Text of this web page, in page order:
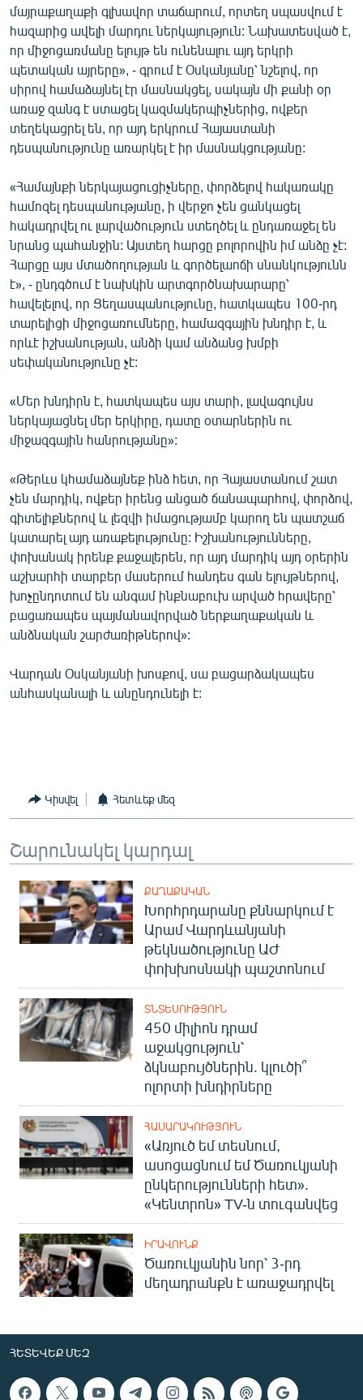
ՀԵՏԵՎԵՔ ՄԵԶ
«Ազատության» բոլոր կայքերը
մայրաքաղաքի գլխավոր տաճարում, որտեղ սպասվում է
հազարից ավելի մարդու ներկայություն: Նախատեսված է,
որ միջոցառմանը ելույթ են ունենալու այդ երկրի
պետական այրերը», - գրում է Օսկանյանը՝ նշելով, որ
սիրով համաձայնել էր մասնակցել, սակայն մի քանի օր
առաջ զանգ է ստացել կազմակերպիչներից, ովքեր
տեղեկացրել են, որ այդ երկրում Հայաստանի
դեսպանությունը առարկել է իր մասնակցությանը:
«Համայնքի ներկայացուցիչները, փորձելով հակառակը
համոզել դեսպանությանը, ի վերջո չեն ցանկացել
հակադրվել ու լարվածություն ստեղծել և ընդառաջել են
նրանց պահանջին: Այստեղ հարցը բոլորովին իմ անձը չէ:
Հարցը այս մտածողության և գործելաոճի սնանկությունն
է», - ընդգծում է նախկին արտգործնախարարը՝
հավելելով, որ Ցեղասպանությունը, հատկապես 100-րդ
տարելիցի միջոցառումները, համազգային խնդիր է, և
որևէ իշխանության, անձի կամ անձանց խմբի
սեփականությունը չէ:
«Մեր խնդիրն է, հատկապես այս տարի, լավագույնս
ներկայացնել մեր երկիրը, դատը օտարներին ու
միջազգային հանրությանը»:
«Թերևս կհամաձայնեք ինձ հետ, որ Հայաստանում շատ
չեն մարդիկ, ովքեր իրենց անցած ճանապարհով, փորձով,
գիտելիքներով և լեզվի իմացությամբ կարող են պատշաճ
կատարել այդ առաքելությունը: Իշխանությունները,
փոխանակ իրենք քաջալերեն, որ այդ մարդիկ այդ օրերին
աշխարհի տարբեր մասերում հանդես գան ելույթներով,
խոչընդոտում են անգամ ինքնաբուխ արված հրավերը՝
բացառապես պայմանավորված ներքաղաքական և
անձնական շարժառիթներով»:
Վարդան Օսկանյանի խոսքով, սա բացարձակապես
անհասկանալի և անընդունելի է:
Կիսվել Հետևեք մեզ
Շարունակել կարդալ
ՔԱՂԱՔԱԿԱՆ
Խորհրդարանը քննարկում է
Արամ Վարդևանյանի
թեկնածությունը ԱԺ
փոխխոսնակի պաշտոնում
ՏՆՏԵՍՈՒԹՅՈՒՆ
450 միլիոն դրամ
աջակցություն՝
ձկնաբույծներին. կլուծի՞
ոլորտի խնդիրները
ՀԱՍԱՐԱԿՈՒԹՅՈՒՆ
«Առյուծ եմ տեսնում,
ասոցացնում եմ Ծառուկյանի
ընկերությունների հետ».
«Կենտրոն» TV-ն տուգանվեց
ԻՐԱՎՈՒՆՔ
Ծառուկյանին նոր՝ 3-րդ
մեղադրանքն է առաջադրվել
ՀԵՏԵՎԵՔ ՄԵԶ